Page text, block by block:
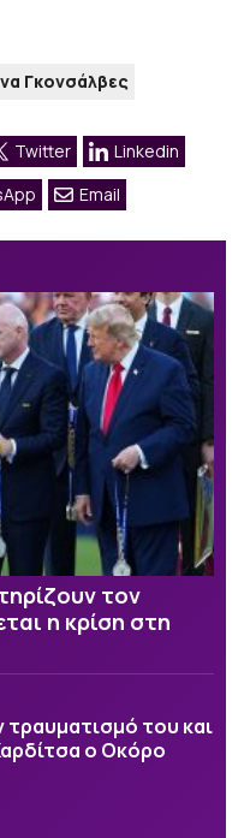
Γκονσάλβες
Twitter
Linkedin
Email
τον
η κρίση στη
του και
ο Οκόρο